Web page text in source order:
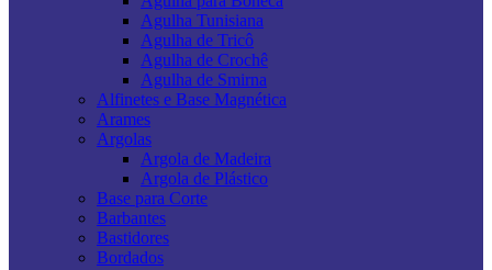
Agulha Tunisiana
Agulha de Tricô
Agulha de Crochê
Agulha de Smirna
Alfinetes e Base Magnética
Arames
Argolas
Argola de Madeira
Argola de Plástico
Base para Corte
Barbantes
Bastidores
Bordados